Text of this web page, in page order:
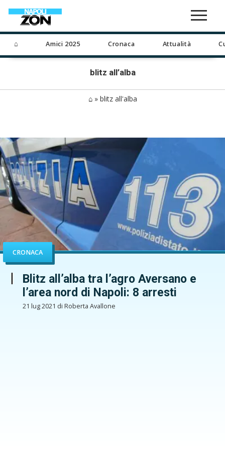
⌂ Amici 2025 Cronaca Attualità
blitz all’alba
⌂» blitz all'alba
CRONACA
Blitz all’alba tra l’agro Aversano e
l’area nord di Napoli: 8 arresti
21 lug 2021 di Roberta Avallone